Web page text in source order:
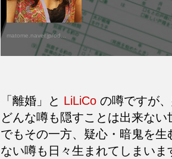
matome.naver.jp/od...
「離婚」と LiLiCo の噂ですが
どんな噂も隠すことは出来ない
でもその一方、疑心・暗鬼を
ない噂も日々生まれてしまいま